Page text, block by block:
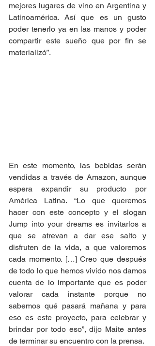
mejores lugares de vino en Argentina y
Latinoamérica. Así que es un gusto
poder tenerlo ya en las manos y poder
compartir este sueño que por fin se
materializó”.
En este momento, las bebidas serán
vendidas a través de Amazon, aunque
espera expandir su producto por
América Latina. “Lo que queremos
hacer con este concepto y el slogan
Jump into your dreams es invitarlos a
que se atrevan a dar ese salto y
disfruten de la vida, a que valoremos
cada momento. […] Creo que después
de todo lo que hemos vivido nos damos
cuenta de lo importante que es poder
valorar cada instante porque no
sabemos qué pasará mañana y para
eso es este proyecto, para celebrar y
brindar por todo eso”, dijo Maite antes
de terminar su encuentro con la prensa.